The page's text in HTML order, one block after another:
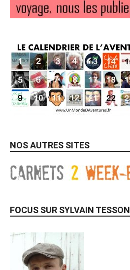
NOS AUTRES SITES
FOCUS SUR SYLVAIN TESSON